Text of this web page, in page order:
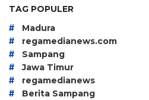
TAG POPULER
# Madura
# regamedianews.com
# Sampang
# Jawa Timur
# regamedianews
# Berita Sampang